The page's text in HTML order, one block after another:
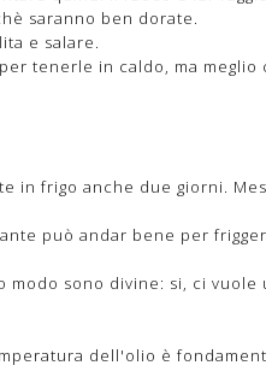
saranno ben dorate.
e salare.
tenerle in caldo, ma meglio
in frigo anche due giorni.
può andar bene per
sono divine: si, ci
dell'olio è